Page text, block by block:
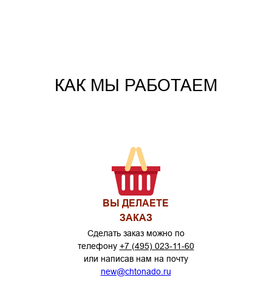
КАК МЫ РАБОТАЕМ
ВЫ ДЕЛАЕТЕ
ЗАКАЗ
Сделать заказ можно по
телефону +7 (495) 023-11-60
или написав нам на почту
new@chtonado.ru